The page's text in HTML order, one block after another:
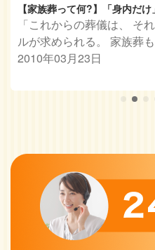
【家族葬って何?】「身内だけ
「これからの葬儀は、 そ
ルが求められる。 家族葬
2010年03月23日